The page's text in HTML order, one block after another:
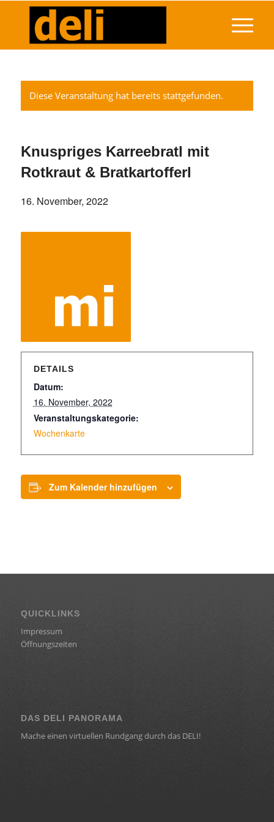
Diese Veranstaltung hat bereits stattgefunden.
Knuspriges Karreebratl mit
Rotkraut & Bratkartofferl
16. November, 2022
DETAILS
Datum:
16. November, 2022
Veranstaltungskategorie:
Wochenkarte
Zum Kalender hinzufügen
QUICKLINKS
Impressum
Öffnungszeiten
DAS DELI PANORAMA
Mache einen virtuellen Rundgang durch das DELI!